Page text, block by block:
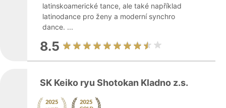
latinskoamerické tance, ale také například
latinodance pro ženy a moderní synchro
dance. ...
8.5
SK Keiko ryu Shotokan Kladno z.s.